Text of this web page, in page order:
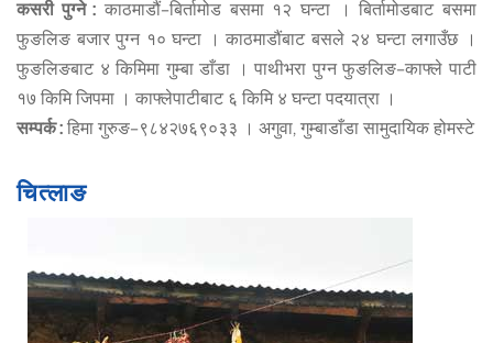
कसरी पुग्ने : काठमाडौं–बिर्तामोड बसमा १२ घन्टा । बिर्तामोडबाट बसमा
फुङलिङ बजार पुग्न १० घन्टा । काठमाडौंबाट बसले २४ घन्टा लगाउँछ ।
फुङलिङबाट ४ किमिमा गुम्बा डाँडा । पाथीभरा पुग्न फुङलिङ–काफ्ले पाटी
१७ किमि जिपमा । काफ्लेपाटीबाट ६ किमि ४ घन्टा पदयात्रा ।
सम्पर्क :हिमा गुरुङ–९८४२७६९०३३ । अगुवा, गुम्बाडाँडा सामुदायिक होमस्टे
चित्लाङ